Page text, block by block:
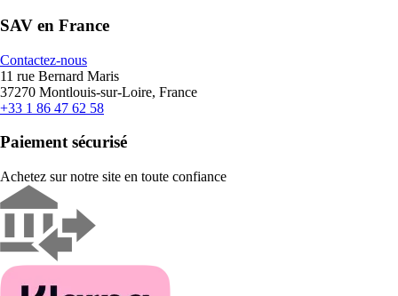
SAV en France
Contactez-nous
11 rue Bernard Maris
37270 Montlouis-sur-Loire, France
+33 1 86 47 62 58
Paiement sécurisé
Achetez sur notre site en toute confiance